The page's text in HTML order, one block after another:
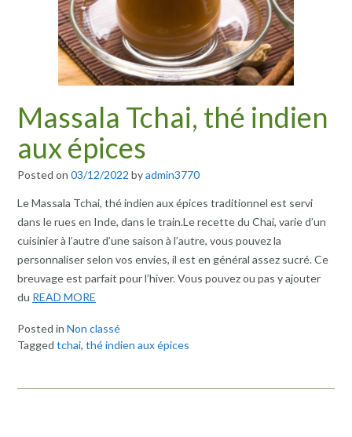
Massala Tchai, thé indien
aux épices
Posted on 03/12/2022 byadmin3770
Le Massala Tchai, thé indien aux épices traditionnel est servi
dans le rues en Inde, dans le train.Le recette du Chai, varie d’un
cuisinier à l’autre d’une saison à l’autre, vous pouvez la
personnaliser selon vos envies, il est en général assez sucré. Ce
breuvage est parfait pour l’hiver. Vous pouvez ou pas y ajouter
du READ MORE
Posted in Non classé
Tagged tchai, thé indien aux épices